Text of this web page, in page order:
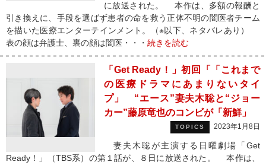
に放送された。 本作は、多額の報酬と
引き換えに、手段を選ばず患者の命を救う正体不明の闇医者チーム
を描いた医療エンターテインメント。（※以下、ネタバレあり）
表の顔は弁護士、裏の顔は闇医・・・ 続きを読む
「Get Ready！」初回「「これまで
の医療ドラマにあまりないタイ
プ」 “エース”妻夫木聡と“ジョー
カー”藤原竜也のコンビが「新鮮」
TOPICS 2023年1月8日
妻夫木聡が主演する日曜劇場「Get
Ready！」（TBS系）の第１話が、８日に放送された。 本作は、